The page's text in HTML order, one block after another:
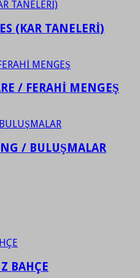
(KAR TANELERİ)
/ FERAHİ MENGEŞ
/ BULUŞMALAR
BAHÇE